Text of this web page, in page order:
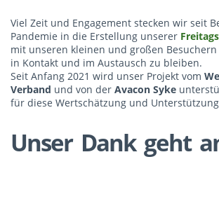
Viel Zeit und Engagement stecken wir seit
Pandemie in die Erstellung unserer
mit unseren kleinen und großen Besuchern
in Kontakt und im Austausch zu bleiben.
Seit Anfang 2021 wird unser Projekt vom
Verband und von der Avacon Syke
für diese Wertschätzung und
Unser Dank geht